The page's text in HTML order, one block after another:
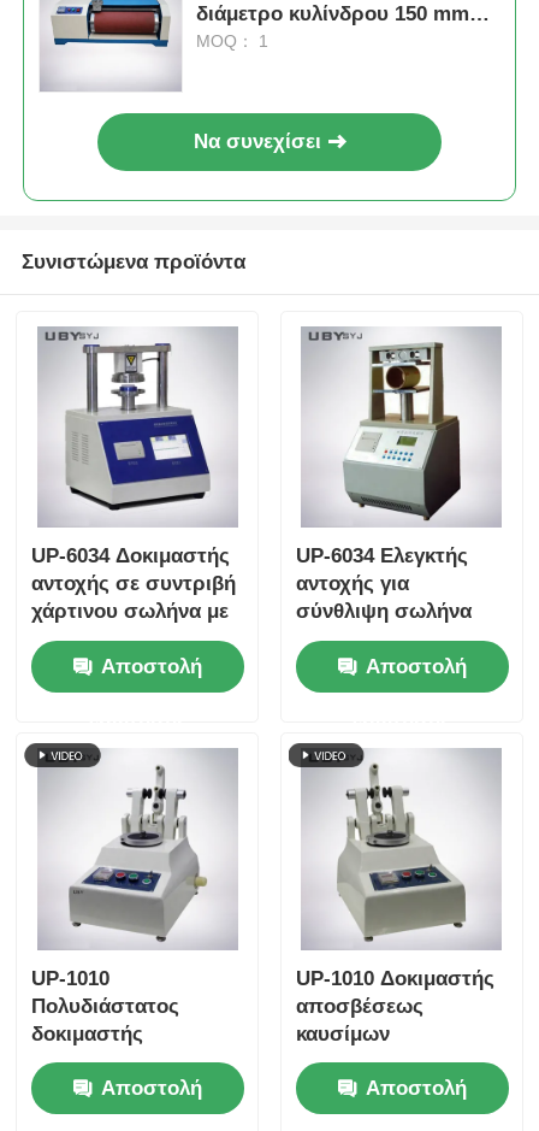
διάμετρο κυλίνδρου 150 mm
και ταχύτητα κυλίνδρου 40 rpm
MOQ： 1
Να συνεχίσει
Συνιστώμενα προϊόντα
UP-6034 Δοκιμαστής
αντοχής σε συντριβή
χάρτινου σωλήνα με
πολλαπλές ρυθμίσεις
ταχύτητας δοκιμής
Προστασία από
συμμόρφωση με το
πρότυπο ISO11093-9
Αποστολή
UP-6034 Ελεγκτής
αντοχής για
σύνθλιψη σωλήνα
χαρτιού φιλικό προς
το χρήστη με
διεπαφή οθόνης
αυτόματης
επιστροφής
Αποστολή
UP-1010
Πολυδιάστατος
δοκιμαστής
αποσπώσεως με
πολυεξάρτητες ύλες,
συμβατός με πολλά
Αποστολή
UP-1010 Δοκιμαστής
αποσβέσεως
καυσίμων
συμμορφούμενος με
τα πρότυπα ASTM
D4060, ASTM D1044,
Αποστολή